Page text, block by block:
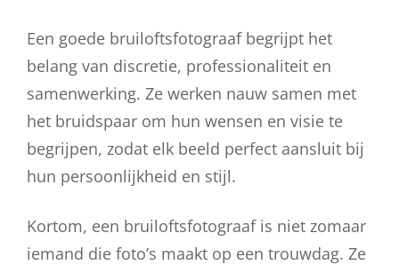
Een goede bruiloftsfotograaf begrijpt het
belang van discretie, professionaliteit en
samenwerking. Ze werken nauw samen met
het bruidspaar om hun wensen en visie te
begrijpen, zodat elk beeld perfect aansluit bij
hun persoonlijkheid en stijl.
Kortom, een bruiloftsfotograaf is niet zomaar
iemand die foto’s maakt op een trouwdag. Ze